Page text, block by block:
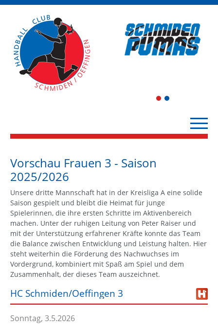
1 2
Vorschau Frauen 3 - Saison
2025/2026
Unsere dritte Mannschaft hat in der Kreisliga A eine solide
Saison gespielt und bleibt die Heimat für junge
Spielerinnen, die ihre ersten Schritte im Aktivenbereich
machen. Unter der ruhigen Leitung von Peter Raiser und
mit der Unterstützung erfahrener Kräfte konnte das Team
die Balance zwischen Entwicklung und Leistung halten. Hier
steht weiterhin die Förderung des Nachwuchses im
Vordergrund, kombiniert mit Spaß am Spiel und dem
Zusammenhalt, der dieses Team auszeichnet.
HC Schmiden/Oeffingen 3
Sonntag, 3.5.2026